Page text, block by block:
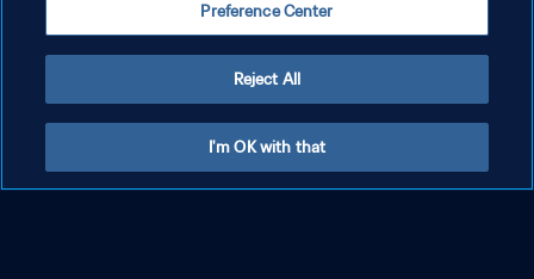
Preference Center
Reject All
I'm OK with that